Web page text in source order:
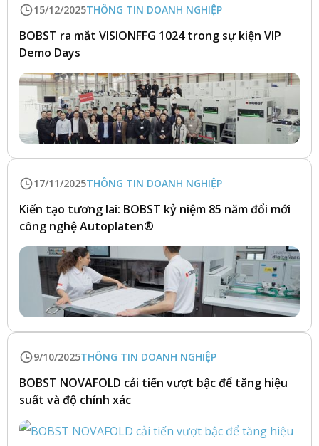
15/12/2025THÔNG TIN DOANH NGHIỆP
BOBST ra mắt VISIONFFG 1024 trong sự kiện VIP
Demo Days
17/11/2025THÔNG TIN DOANH NGHIỆP
Kiến tạo tương lai: BOBST kỷ niệm 85 năm đổi mới
công nghệ Autoplaten®
9/10/2025THÔNG TIN DOANH NGHIỆP
BOBST NOVAFOLD cải tiến vượt bậc để tăng hiệu
suất và độ chính xác